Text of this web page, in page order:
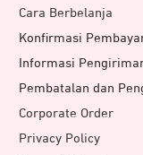
Cara Berbelanja
Konfirmasi
Informasi
Pembatalan dan
Corporate Order
Privacy Policy